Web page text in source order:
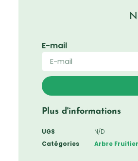
E-mail
Plus d'informations
UGS
N/D
Catégories
Arbre Fruitier